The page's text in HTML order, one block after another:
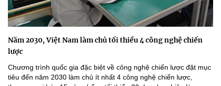
Năm 2030, Việt Nam làm chủ tối thiểu 4 công nghệ chiến
lược
Chương trình quốc gia đặc biệt về công nghệ chiến lược đặt mục
tiêu đến năm 2030 làm chủ ít nhất 4 công nghệ chiến lược,